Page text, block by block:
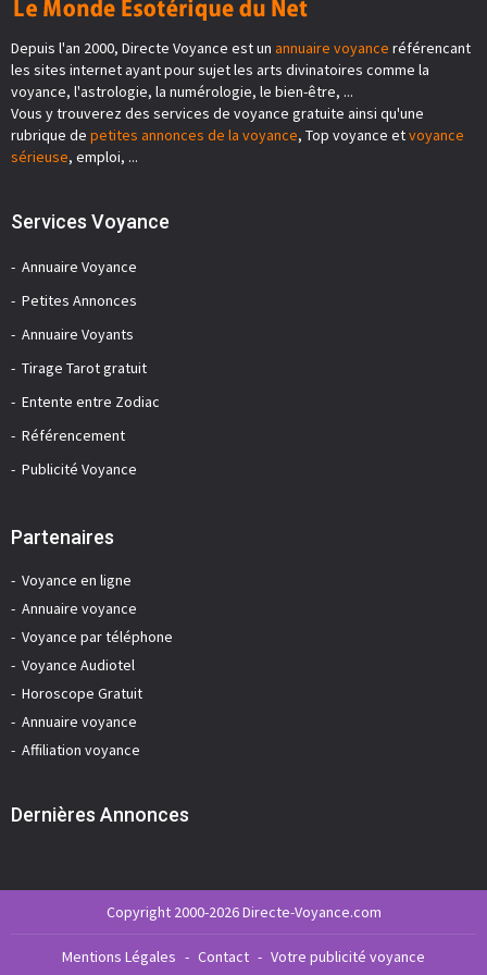
Depuis l'an 2000, Directe Voyance est un annuaire voyance référencant
les sites internet ayant pour sujet les arts divinatoires comme la
voyance, l'astrologie, la numérologie, le bien-être, ...
Vous y trouverez des services de voyance gratuite ainsi qu'une
rubrique de petites annonces de la voyance, Top voyance etvoyance
sérieuse, emploi, ...
Services Voyance
Annuaire Voyance
Petites Annonces
Annuaire Voyants
Tirage Tarot gratuit
Entente entre Zodiac
Référencement
Publicité Voyance
Partenaires
Voyance en ligne
Annuaire voyance
Voyance par téléphone
Voyance Audiotel
Horoscope Gratuit
Annuaire voyance
Affiliation voyance
Dernières Annonces
Copyright 2000-2026 Directe-Voyance.com
Mentions Légales - Contact - Votre publicité voyance